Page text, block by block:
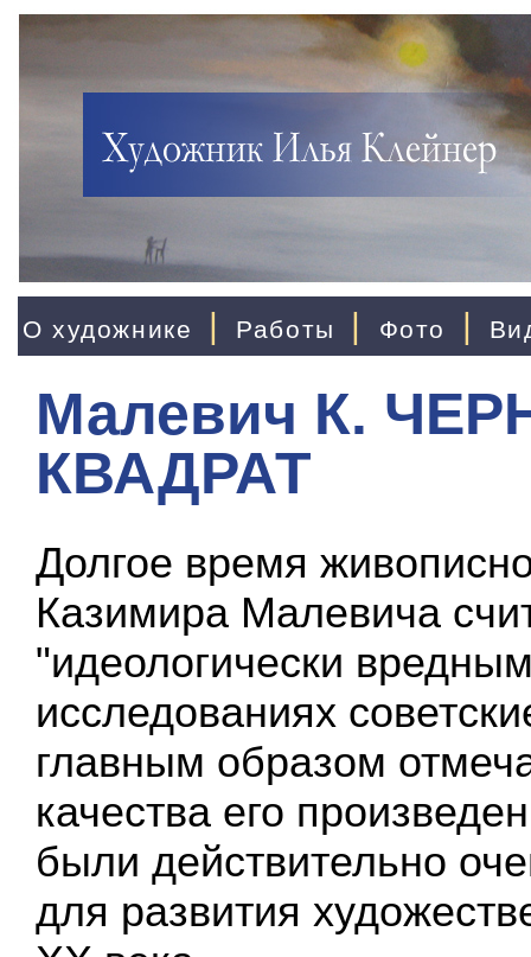
О художнике | Работы | Фото |
Малевич К.
КВАДРАТ
Долгое время
Казимира Малевича
"идеологически
исследованиях
главным образом
качества его
были действительно
для развития